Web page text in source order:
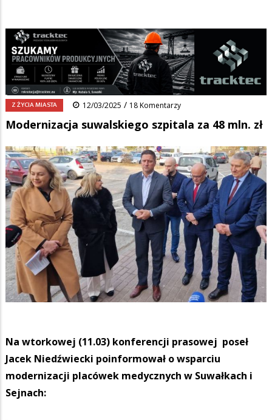
Ścieżka
nawigacyjna
Strona główna Wiadomości/Z życia miasta/
Modernizacja suwalskiego szpitala za 48 mln. zł
FacebookPinterest Tumblr
0 Reddit Share
Z ŻYCIA MIASTA 12/03/2025 / 18 Komentarzy
Modernizacja suwalskiego szpitala za 48 mln. zł
Na wtorkowej (11.03) konferencji prasowej poseł
Jacek Niedźwiecki poinformował o wsparciu
modernizacji placówek medycznych w Suwałkach i
Sejnach: